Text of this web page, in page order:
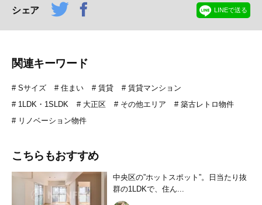
シェア LINEで送る
関連キーワード
Sサイズ 住まい 賃貸
賃貸マンション
1LDK・1SLDK
大正区 その他エリア
築古レトロ物件
リノベーション物件
こちらもおすすめ
中央区の”ホットスポット”。日当たり抜
群の1LDKで、住ん...